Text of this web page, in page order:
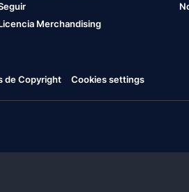
Merchandising
de Copyright Cookies settings